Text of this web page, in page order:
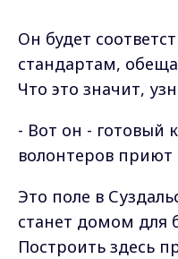
Он будет
стандартам,
Что это значит,
- Вот он - готовый
волонтеров
Это поле в
станет домом для
Построить здесь